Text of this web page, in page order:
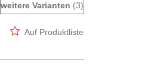
weitere Varianten (3)
Auf Produktliste